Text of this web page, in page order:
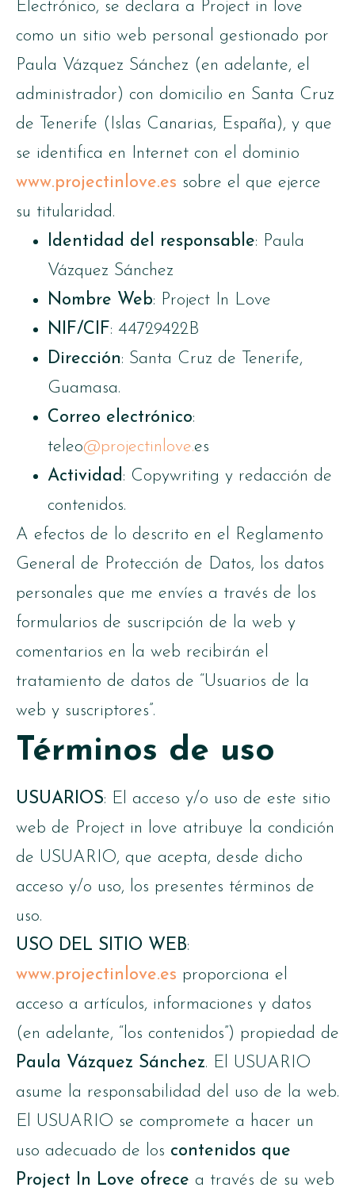
Electrónico, se declara a Project in love
como un sitio web personal gestionado por
Paula Vázquez Sánchez (en adelante, el
administrador) con domicilio en Santa Cruz
de Tenerife (Islas Canarias, España), y que
se identifica en Internet con el dominio
www.projectinlove.es sobre el que ejerce
su titularidad.
Identidad del responsable: Paula
Vázquez Sánchez
Nombre Web: Project In Love
NIF/CIF: 44729422B
Dirección: Santa Cruz de Tenerife,
Guamasa.
Correo electrónico:
teleo@projectinlove.es
Actividad: Copywriting y redacción de
contenidos.
A efectos de lo descrito en el Reglamento
General de Protección de Datos, los datos
personales que me envíes a través de los
formularios de suscripción de la web y
comentarios en la web recibirán el
tratamiento de datos de “Usuarios de la
web y suscriptores”.
Términos de uso
USUARIOS: El acceso y/o uso de este sitio
web de Project in love atribuye la condición
de USUARIO, que acepta, desde dicho
acceso y/o uso, los presentes términos de
uso.
USO DEL SITIO WEB:
www.projectinlove.es proporciona el
acceso a artículos, informaciones y datos
(en adelante, “los contenidos”) propiedad de
Paula Vázquez Sánchez. El USUARIO
asume la responsabilidad del uso de la web.
El USUARIO se compromete a hacer un
uso adecuado de los contenidos que
Project In Love ofrece a través de su web